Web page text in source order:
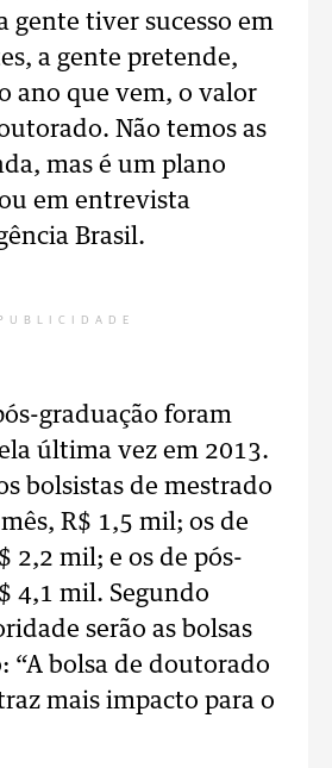
gente tiver sucesso em
a gente pretende,
ano que vem, o valor
Não temos as
mas é um plano
em entrevista
Brasil.
PUBLICIDADE
graduação foram
última vez em 2013.
bolsistas de mestrado
R$ 1,5 mil; os de
2,2 mil; e os de pós-
4,1 mil. Segundo
serão as bolsas
“A bolsa de doutorado
mais impacto para o